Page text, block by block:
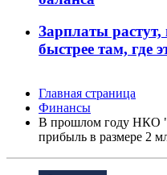
Зарплаты
быстрее там, где
Главная страница
Финансы
В прошлом году НКО
прибыль в размере 2